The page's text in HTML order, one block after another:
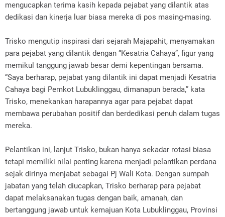
mengucapkan terima kasih kepada pejabat yang dilantik atas
dedikasi dan kinerja luar biasa mereka di pos masing-masing.
Trisko mengutip inspirasi dari sejarah Majapahit, menyamakan
para pejabat yang dilantik dengan “Kesatria Cahaya”, figur yang
memikul tanggung jawab besar demi kepentingan bersama.
“Saya berharap, pejabat yang dilantik ini dapat menjadi Kesatria
Cahaya bagi Pemkot Lubuklinggau, dimanapun berada,” kata
Trisko, menekankan harapannya agar para pejabat dapat
membawa perubahan positif dan berdedikasi penuh dalam tugas
mereka.
Pelantikan ini, lanjut Trisko, bukan hanya sekadar rotasi biasa
tetapi memiliki nilai penting karena menjadi pelantikan perdana
sejak dirinya menjabat sebagai Pj Wali Kota. Dengan sumpah
jabatan yang telah diucapkan, Trisko berharap para pejabat
dapat melaksanakan tugas dengan baik, amanah, dan
bertanggung jawab untuk kemajuan Kota Lubuklinggau, Provinsi